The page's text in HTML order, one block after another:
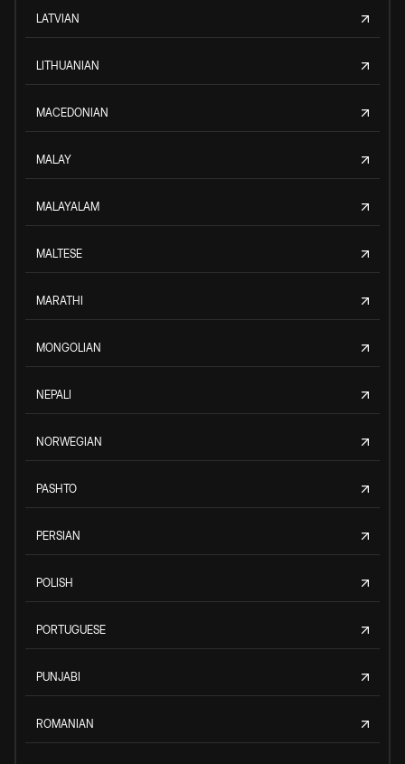
LATVIAN
LITHUANIAN
MACEDONIAN
MALAY
MALAYALAM
MALTESE
MARATHI
MONGOLIAN
NEPALI
NORWEGIAN
PASHTO
PERSIAN
POLISH
PORTUGUESE
PUNJABI
ROMANIAN